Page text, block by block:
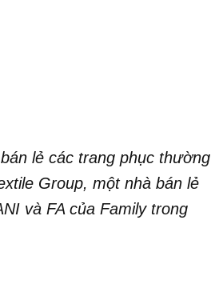
lẻ các trang phục thường
Group, một nhà bán lẻ
và FA của Family trong